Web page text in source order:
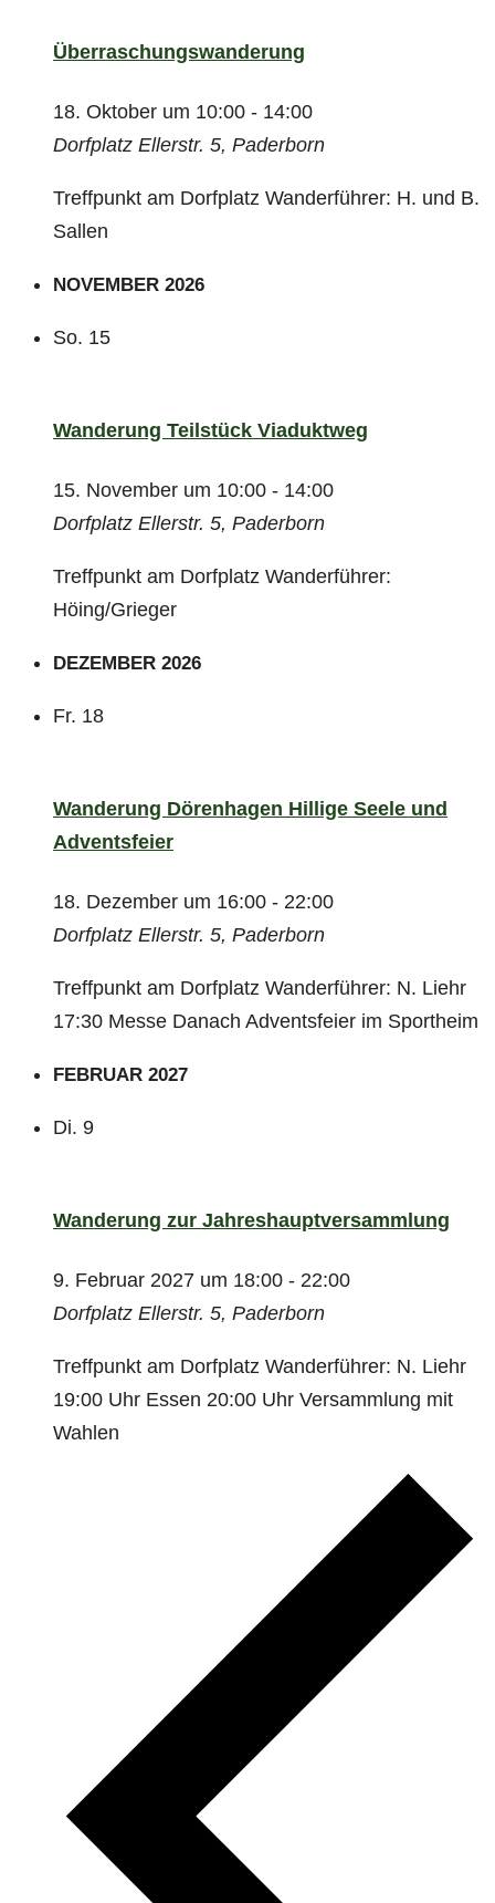
Überraschungswanderung
18. Oktober um 10:00 - 14:00
Dorfplatz Ellerstr. 5, Paderborn
Treffpunkt am Dorfplatz Wanderführer: H. und B.
Sallen
NOVEMBER 2026
So. 15
Wanderung Teilstück Viaduktweg
15. November um 10:00 - 14:00
Dorfplatz Ellerstr. 5, Paderborn
Treffpunkt am Dorfplatz Wanderführer:
Höing/Grieger
DEZEMBER 2026
Fr. 18
Wanderung Dörenhagen Hillige Seele und
Adventsfeier
18. Dezember um 16:00 - 22:00
Dorfplatz Ellerstr. 5, Paderborn
Treffpunkt am Dorfplatz Wanderführer: N. Liehr
17:30 Messe Danach Adventsfeier im Sportheim
FEBRUAR 2027
Di. 9
Wanderung zur Jahreshauptversammlung
9. Februar 2027 um 18:00 - 22:00
Dorfplatz Ellerstr. 5, Paderborn
Treffpunkt am Dorfplatz Wanderführer: N. Liehr
19:00 Uhr Essen 20:00 Uhr Versammlung mit
Wahlen